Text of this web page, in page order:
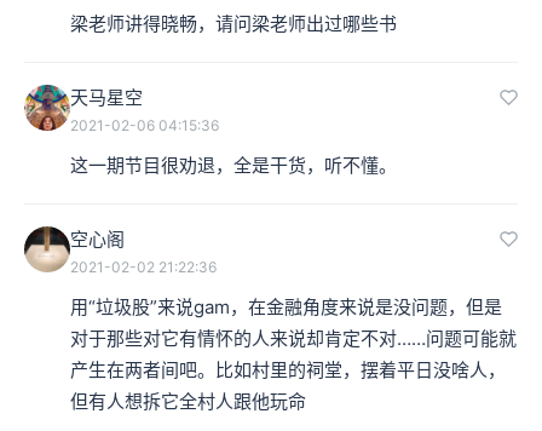
梁老师讲得晓畅，请问梁老师出过哪些书
天马星空
2021-02-06 04:15:36
这一期节目很劝退，全是干货，听不懂。
空心阁
2021-02-02 21:22:36
用“垃圾股”来说gam，在金融角度来说是没问题，但是
对于那些对它有情怀的人来说却肯定不对……问题可能就
产生在两者间吧。比如村里的祠堂，摆着平日没啥人，
但有人想拆它全村人跟他玩命